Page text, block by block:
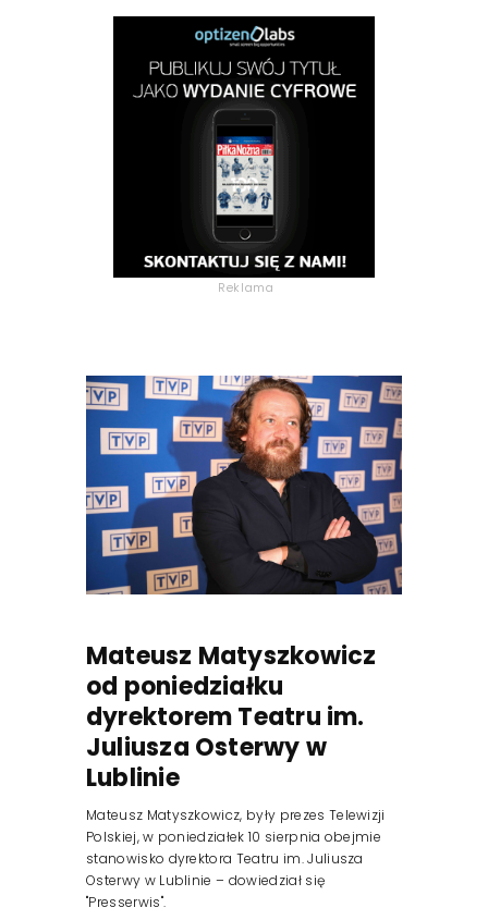
Reklama
Mateusz Matyszkowicz
od poniedziałku
dyrektorem Teatru im.
Juliusza Osterwy w
Lublinie
Mateusz Matyszkowicz, były prezes Telewizji
Polskiej, w poniedziałek 10 sierpnia obejmie
stanowisko dyrektora Teatru im. Juliusza
Osterwy w Lublinie – dowiedział się
"Presserwis".